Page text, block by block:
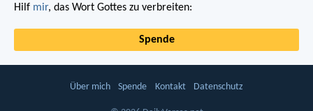
Hilf mir, das Wort Gottes zu verbreiten:
Spende
Über mich Spende Kontakt Datenschutz